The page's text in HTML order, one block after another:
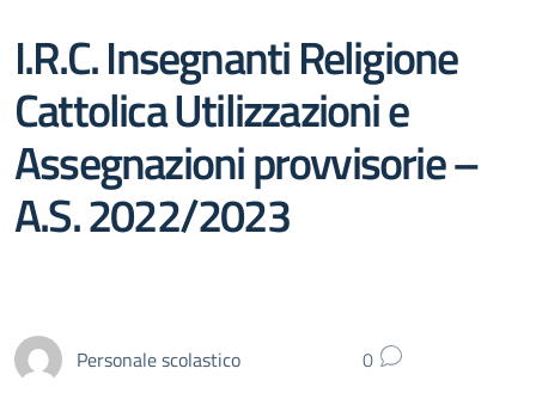
I.R.C. Insegnanti Religione
Cattolica Utilizzazioni e
Assegnazioni provvisorie –
A.S. 2022/2023
Personale scolastico 0